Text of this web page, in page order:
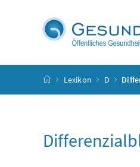
Startseite
Lexikon D